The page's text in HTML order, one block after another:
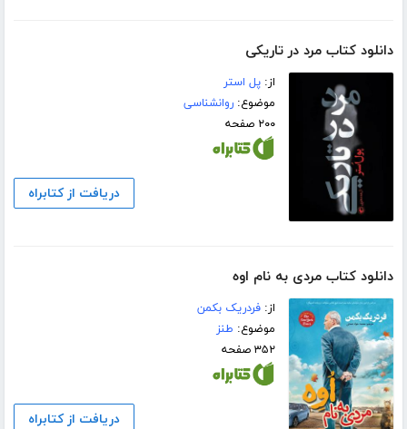
دانلود کتاب مرد در تاریکی
از:پل استر
موضوع:روانشناسی
۲۰۰ صفحه
دریافت از کتابراه
دانلود کتاب مردی به نام اوه
از:فردریک بکمن
موضوع: طنز
۳۵۲ صفحه
دریافت از کتابراه